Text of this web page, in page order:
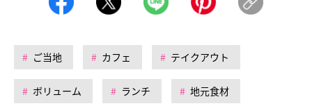
ご当地 カフェ テイクアウト
ボリューム ランチ 地元食材